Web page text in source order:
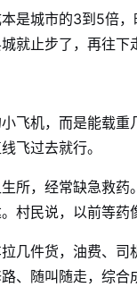
是城市的3到5倍
止步了，再往下
飞机，而是能载
飞过去就行。
所，经常缺急救
村民说，以前等药
几件货，油费、
、随叫随走，综